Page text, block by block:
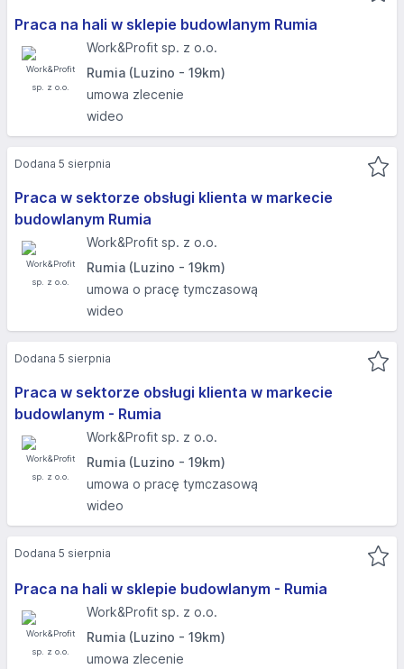
Praca na hali w sklepie budowlanym Rumia
Work&Profit sp. z o.o.
Rumia (Luzino - 19km)
umowa zlecenie
wideo
Praca w sektorze obsługi klienta w markecie
budowlanym Rumia
Work&Profit sp. z o.o.
Rumia (Luzino - 19km)
umowa o pracę tymczasową
wideo
Dodana 5 sierpnia
Praca w sektorze obsługi klienta w markecie
budowlanym - Rumia
Work&Profit sp. z o.o.
Rumia (Luzino - 19km)
umowa o pracę tymczasową
wideo
Dodana 5 sierpnia
Praca na hali w sklepie budowlanym - Rumia
Work&Profit sp. z o.o.
Rumia (Luzino - 19km)
umowa zlecenie
Dodana 5 sierpnia